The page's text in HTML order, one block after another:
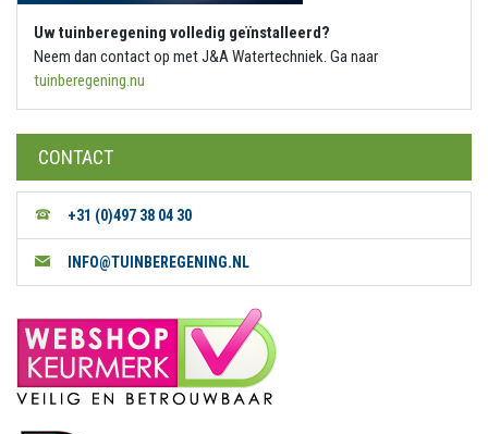
Uw tuinberegening volledig geïnstalleerd?
Neem dan contact op met J&A Watertechniek. Ga naar
tuinberegening.nu
CONTACT
+31 (0)497 38 04 30
INFO@TUINBEREGENING.NL